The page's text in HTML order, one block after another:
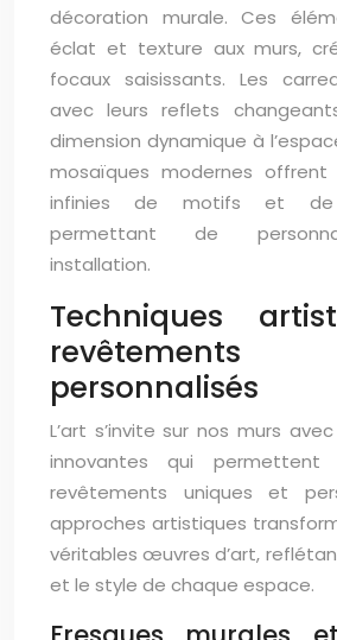
décoration murale. Ces
éclat et texture aux murs,
focaux saisissants. Les
avec leurs reflets
dimension dynamique à
mosaïques modernes offrent
infinies de motifs et de
permettant de
installation.
Techniques
revêtements
personnalisés
L’art s’invite sur nos murs
innovantes qui
revêtements uniques et
approches artistiques
véritables œuvres d’art,
et le style de chaque espace.